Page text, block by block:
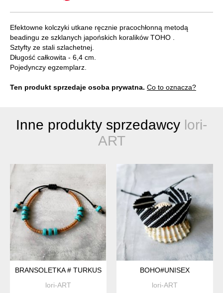
Efektowne kolczyki utkane ręcznie pracochłonną metodą
beadingu ze szklanych japońskich koralików TOHO .
Sztyfty ze stali szlachetnej.
Długość całkowita - 6,4 cm.
Pojedynczy egzemplarz.
Ten produkt sprzedaje osoba prywatna. Co to oznacza?
Inne produkty sprzedawcy lori-
ART
BRANSOLETKA # TURKUS
lori-ART
BOHO#UNISEX
lori-ART